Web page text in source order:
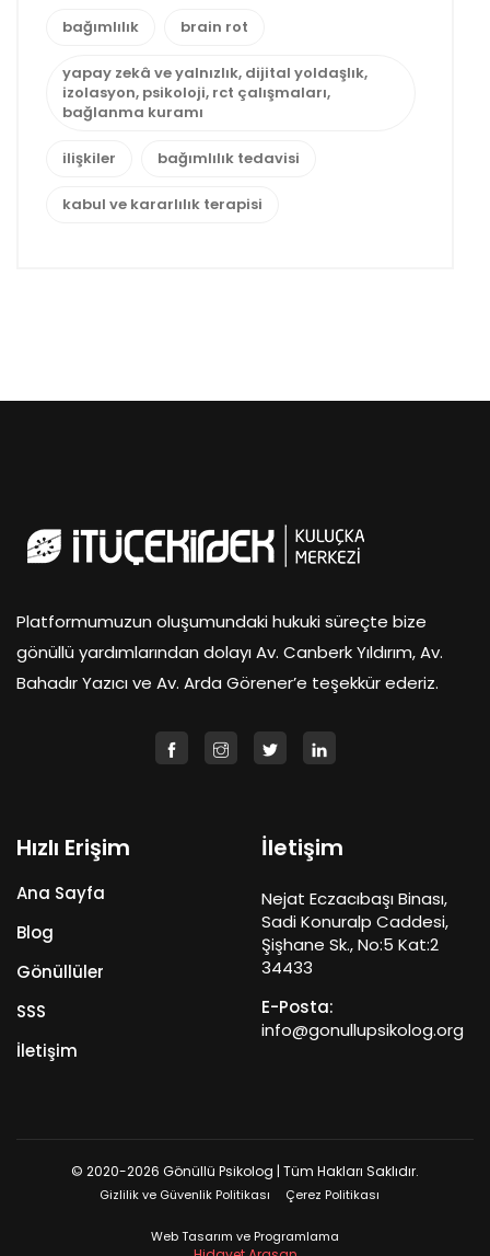
bağımlılık brain rot
yapay zekâ ve yalnızlık, dijital yoldaşlık,
izolasyon, psikoloji, rct çalışmaları,
bağlanma kuramı
ilişkiler bağımlılık tedavisi
kabul ve kararlılık terapisi
Platformumuzun oluşumundaki hukuki süreçte bize
gönüllü yardımlarından dolayı Av. Canberk Yıldırım, Av.
Bahadır Yazıcı ve Av. Arda Görener’e teşekkür ederiz.
Hızlı Erişim
Ana Sayfa
Blog
Gönüllüler
SSS
İletişim
İletişim
Nejat Eczacıbaşı Binası,
Sadi Konuralp Caddesi,
Şişhane Sk., No:5 Kat:2
34433
E-Posta:
info@gonullupsikolog.org
© 2020-2026 Gönüllü Psikolog | Tüm Hakları Saklıdır.
Gizlilik ve Güvenlik Politikası Çerez Politikası
Web Tasarım ve Programlama